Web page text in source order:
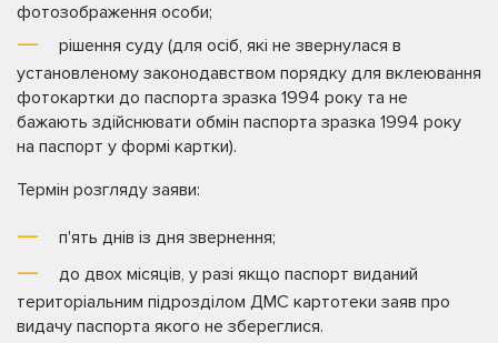
фотозображення особи;
рішення суду (для осіб, які не звернулася в
установленому законодавством порядку для вклеювання
фотокартки до паспорта зразка 1994 року та не
бажають здійснювати обмін паспорта зразка 1994 року
на паспорт у формі картки).
Термін розгляду заяви:
п'ять днів із дня звернення;
до двох місяців, у разі якщо паспорт виданий
територіальним підрозділом ДМС картотеки заяв про
видачу паспорта якого не збереглися.